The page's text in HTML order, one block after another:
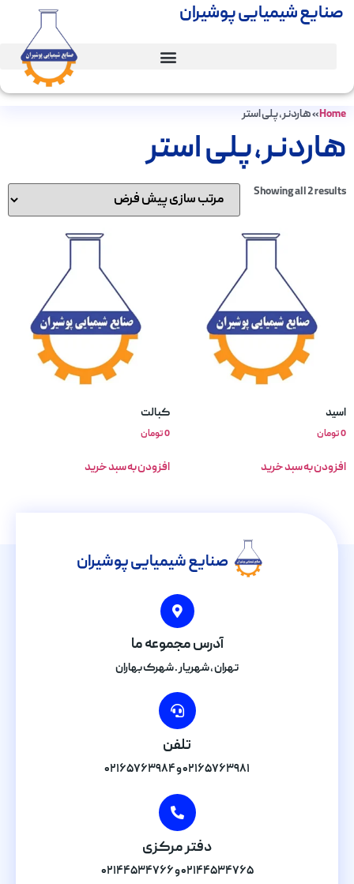
صنایع شیمیایی پوشیران
Home
»هاردنر،پلی استر
هاردنر،پلی استر
Showing all 2 results
اسید
0تومان
افزودن به سبد خرید
کبالت
0تومان
افزودن به سبد خرید
صنایع شیمیایی پوشیران
آدرس مجموعه ما
تهران , شهریار . شهرک بهاران
تلفن
۰۲۱۶۵۷۶۳۹۸۱ و ۰۲۱۶۵۷۶۳۹۸۴
دفتر مرکزی
۰۲۱۴۴۵۳۴۷۶۵ و ۰۲۱۴۴۵۳۴۷۶۶